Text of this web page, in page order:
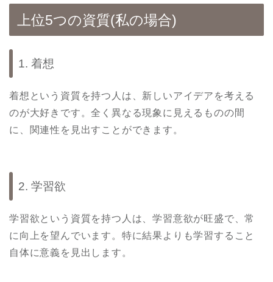
上位5つの資質(私の場合)
1. 着想
着想という資質を持つ人は、新しいアイデアを考える
のが大好きです。全く異なる現象に見えるものの間
に、関連性を見出すことができます。
2. 学習欲
学習欲という資質を持つ人は、学習意欲が旺盛で、常
に向上を望んでいます。特に結果よりも学習すること
自体に意義を見出します。